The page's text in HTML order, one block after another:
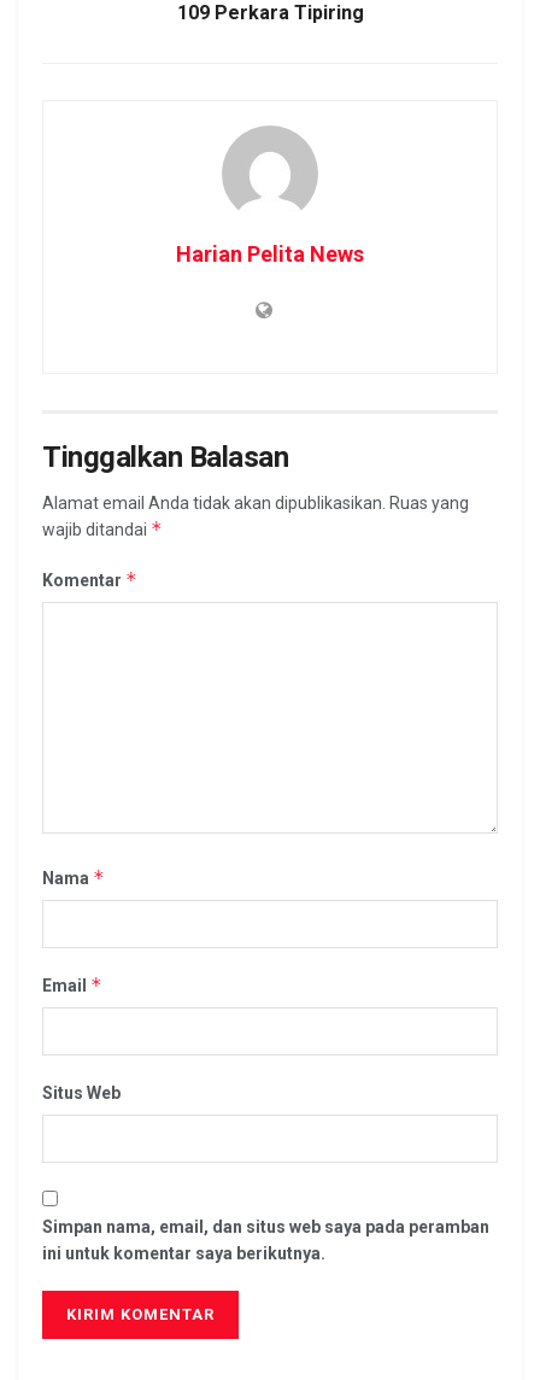
109 Perkara Tipiring
Harian Pelita News
Tinggalkan Balasan
Alamat email Anda tidak akan dipublikasikan. Ruas yang
wajib ditandai *
Komentar *
Nama *
Email *
Situs Web
Simpan nama, email, dan situs web saya pada peramban
ini untuk komentar saya berikutnya.